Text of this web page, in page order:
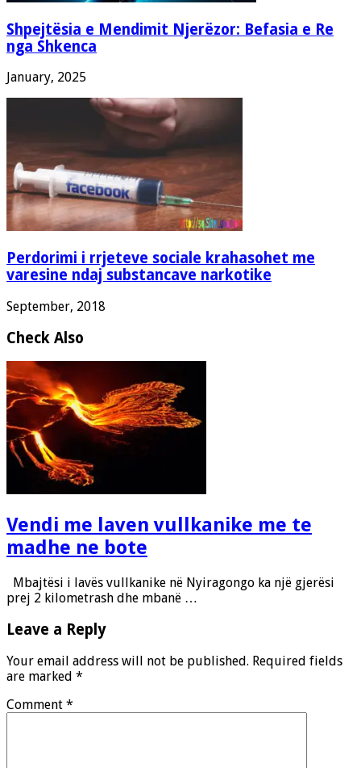
Shpejtësia e Mendimit Njerëzor: Befasia e Re
nga Shkenca
January, 2025
Perdorimi i rrjeteve sociale krahasohet me
varesine ndaj substancave narkotike
September, 2018
Check Also
Vendi me laven vullkanike me te
madhe ne bote
Mbajtësi i lavës vullkanike në Nyiragongo ka një gjerësi
prej 2 kilometrash dhe mbanë …
Leave a Reply
Your email address will not be published. Required fields
are marked *
Comment *